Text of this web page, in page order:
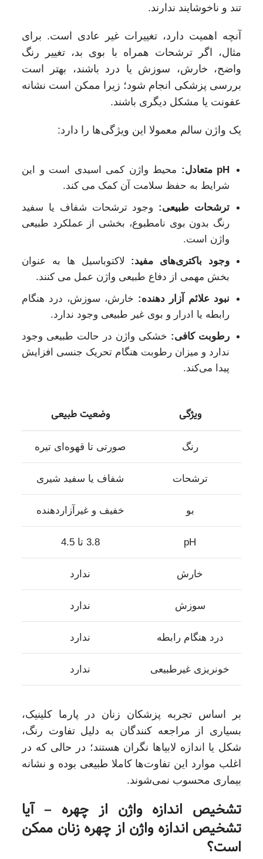
تند و ناخوشایند ندارند.
آنچه اهمیت دارد، تغییرات غیر عادی است. برای
مثال، اگر ترشحات همراه با بوی بد، تغییر رنگ
واضح، خارش، سوزش یا درد باشند، بهتر است
بررسی پزشکی انجام شود؛ زیرا ممکن است نشانه
عفونت یا مشکل دیگری باشند.
یک واژن سالم معمولا این ویژگی‌ها را دارد:
pH متعادل:
محیط واژن کمی اسیدی است و این
شرایط به حفظ سلامت آن کمک می‌ کند.
ترشحات طبیعی: وجود ترشحات شفاف یا سفید
رنگ بدون بوی نامطبوع، بخشی از عملکرد طبیعی
واژن است.
وجود باکتری‌های مفید: لاکتوباسیل‌ ها به عنوان
بخش مهمی از دفاع طبیعی واژن عمل می‌ کنند.
نبود علائم آزار دهنده: خارش، سوزش، درد هنگام
رابطه یا ادرار و بوی غیر طبیعی وجود ندارد.
رطوبت کافی: خشکی واژن در حالت طبیعی وجود
ندارد و میزان رطوبت هنگام تحریک جنسی افزایش
پیدا می‌کند.
ویژگی وضعیت طبیعی
رنگ صورتی تا قهوه‌ای تیره
ترشحات شفاف یا سفید شیری
بو خفیف و غیرآزاردهنده
pH 3.8 تا 4.5
خارش ندارد
سوزش ندارد
درد هنگام رابطه ندارد
خونریزی غیرطبیعی ندارد
بر اساس تجربه پزشکان زنان در پارما کلینیک،
بسیاری از مراجعه‌ کنندگان به دلیل تفاوت رنگ،
شکل یا اندازه لابیاها نگران هستند؛ در حالی که در
اغلب موارد این تفاوت‌ها کاملا طبیعی بوده و نشانه
بیماری محسوب نمی‌شوند.
تشخیص اندازه واژن از چهره – آیا
تشخیص اندازه واژن از چهره زنان ممکن
است؟